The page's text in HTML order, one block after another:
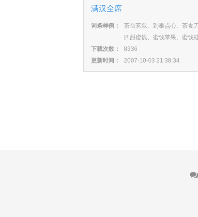
满汉全席
词条样例：
茶台茗叙、到奉点心、茶食
四甜蜜饯、蜜饯苹果、蜜饯
下载次数：
8336
更新时间：
2007-10-03 21:38:34